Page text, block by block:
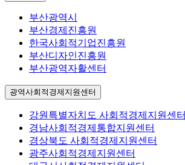
부산광역시
부산경제진흥원
한국사회적기업진흥원
부산디자인진흥원
부산광역자활센터
광역사회적경제지원센터
강원특별자치도 사회적경제지원센터
경남사회적경제통합지원센터
경상북도 사회적경제지원센터
광주사회적경제지원센터